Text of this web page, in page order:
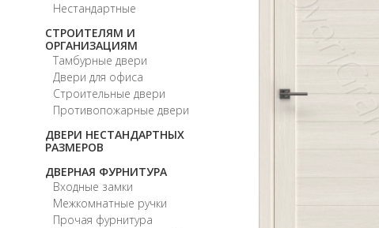
Нестандартные
СТРОИТЕЛЯМ И
ОРГАНИЗАЦИЯМ
Тамбурные двери
Двери для офиса
Строительные двери
Противопожарные двери
ДВЕРИ НЕСТАНДАРТНЫХ
РАЗМЕРОВ
ДВЕРНАЯ ФУРНИТУРА
Входные замки
Межкомнатные ручки
Прочая фурнитура